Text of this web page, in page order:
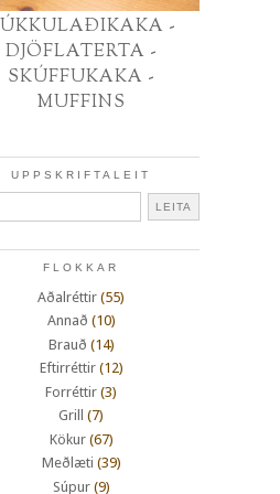
-
DJÖFLATERTA -
SKÚFFUKAKA -
MUFFINS
UPPSKRIFTALEIT
FLOKKAR
Aðalréttir (55)
Annað (10)
Brauð (14)
Eftirréttir (12)
Forréttir (3)
Grill
(7)
Kökur (67)
Meðlæti (39)
Súpur (9)